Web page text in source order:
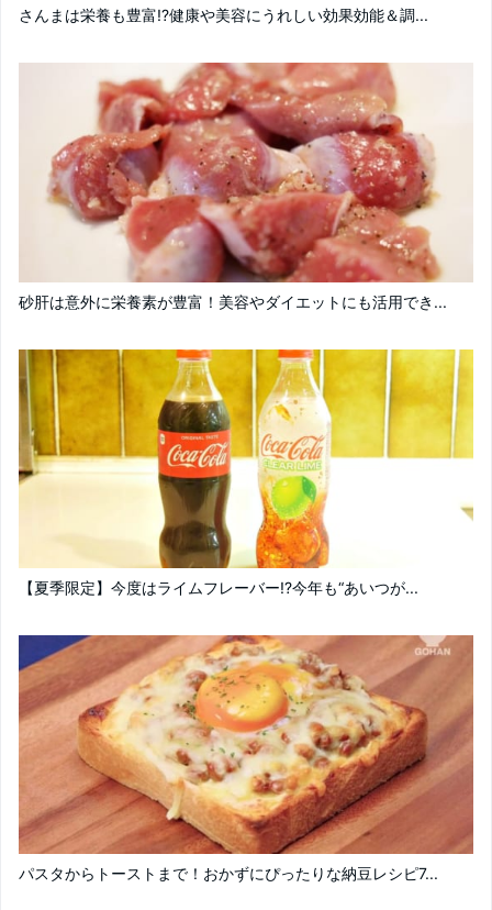
さんまは栄養も豊富!?健康や美容にうれしい効果効能＆調...
砂肝は意外に栄養素が豊富！美容やダイエットにも活用でき...
【夏季限定】今度はライムフレーバー!?今年も“あいつが...
パスタからトーストまで！おかずにぴったりな納豆レシピ7...